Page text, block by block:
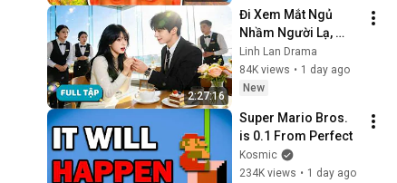
2:27:16
Đi Xem Mắt Ngủ
Nhầm Người Lạ,
Chốt Đơn Kết Hôn
Chớp Nhoáng, Nào
Ngờ Lại Trở Thành
Linh Lan Drama
84K views • 1 day ago
New
Super Mario Bros.
is 0.1 From Perfect
Kosmic
234K views • 1 day ago